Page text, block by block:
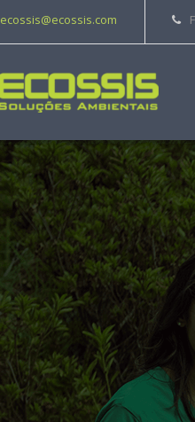
ecossis@ecossis.com